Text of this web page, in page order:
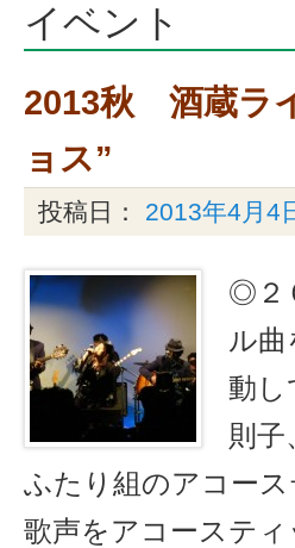
イベント
2013秋 酒蔵ラ
ョス”
投稿日： 2013年4月4
◎２
ル
動し
則
ふたり組のアコー
歌声をアコーステ